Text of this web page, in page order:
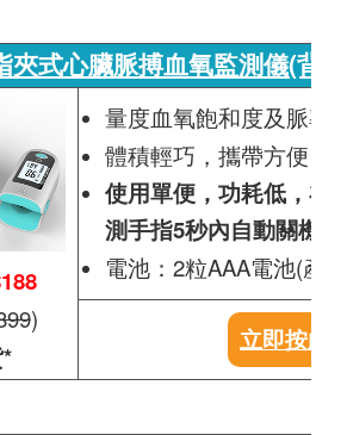
式心臟脈搏血氧監測儀(背
)
量度血氧飽和度及脈率
體積輕巧，攜帶方便
使用單便，功耗低，在
測手指5秒內自動關機
電池：2粒AAA電池(產
立即按此